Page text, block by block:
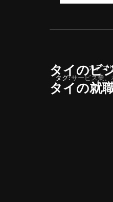
カテゴ
タグ:サービス業、
タイのビ
タイの就